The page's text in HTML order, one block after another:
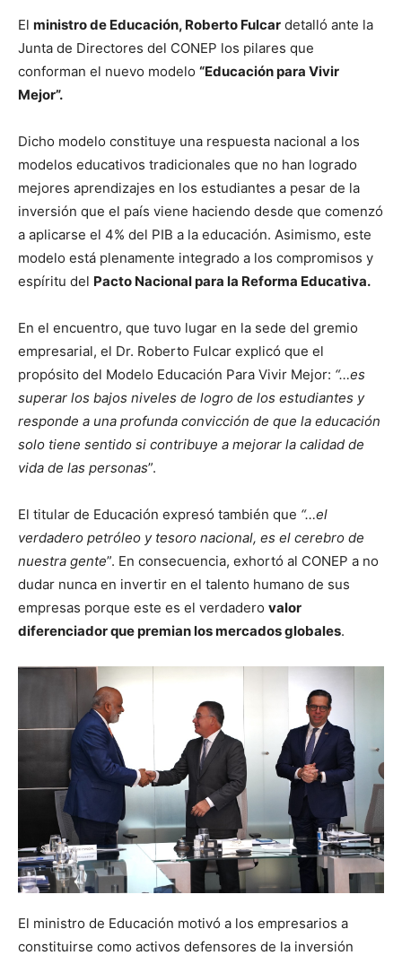
El ministro de Educación, Roberto Fulcar detalló ante la
Junta de Directores del CONEP los pilares que
conforman el nuevo modelo “Educación para Vivir
Mejor”.
Dicho modelo constituye una respuesta nacional a los
modelos educativos tradicionales que no han logrado
mejores aprendizajes en los estudiantes a pesar de la
inversión que el país viene haciendo desde que comenzó
a aplicarse el 4% del PIB a la educación. Asimismo, este
modelo está plenamente integrado a los compromisos y
espíritu del Pacto Nacional para la Reforma Educativa.
En el encuentro, que tuvo lugar en la sede del gremio
empresarial, el Dr. Roberto Fulcar explicó que el
propósito del Modelo Educación Para Vivir Mejor: “…es
superar los bajos niveles de logro de los estudiantes y
responde a una profunda convicción de que la educación
solo tiene sentido si contribuye a mejorar la calidad de
vida de las personas”.
El titular de Educación expresó también que “…el
verdadero petróleo y tesoro nacional, es el cerebro de
nuestra gente”. En consecuencia, exhortó al CONEP a no
dudar nunca en invertir en el talento humano de sus
empresas porque este es el verdadero valor
diferenciador que premian los mercados globales.
El ministro de Educación motivó a los empresarios a
constituirse como activos defensores de la inversión